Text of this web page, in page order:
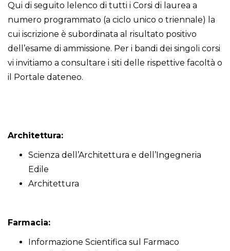
Qui di seguito lelenco di tutti i Corsi di laurea a
numero programmato (a ciclo unico o triennale) la
cui iscrizione è subordinata al risultato positivo
dell’esame di ammissione. Per i bandi dei singoli corsi
vi invitiamo a consultare i siti delle rispettive facoltà o
il Portale dateneo.
Architettura:
Scienza dell’Architettura e dell’Ingegneria
Edile
Architettura
Farmacia:
Informazione Scientifica sul Farmaco